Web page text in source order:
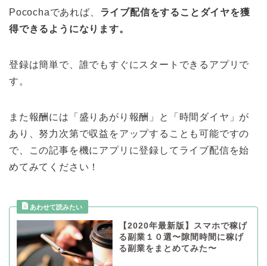
Pocochaであれば、 ライブ配信をすることダイヤを獲
得できるようになります。
登録は簡単で、誰でもすぐにスタートできるアプリで
す。
また報酬には「盛りあがり報酬」と「時間ダイヤ」が
あり、努力次第で収益をアップすることも可能ですの
で、この記事を機にアプリに登録してライブ配信を始
めてみてください！
【2020年最新版】スマホで稼げ
る副業１０選〜隙間時間に稼げ
る副業をまとめてみた〜